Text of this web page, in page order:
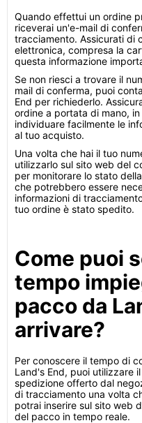
Quando effettui un ordine
riceverai un'e-mail di
tracciamento. Assicurati di
elettronica, compresa la
questa informazione
Se non riesci a trovare il
mail di conferma, puoi
End per richiederlo.
ordine a portata di mano,
individuare facilmente le
al tuo acquisto.
Una volta che hai il tuo
utilizzarlo sul sito web del
per monitorare lo stato
che potrebbero essere
informazioni di
tuo ordine è stato spedito.
Come puoi
tempo
pacco da
arrivare?
Per conoscere il tempo di
Land's End, puoi utilizzare
spedizione offerto dal
di tracciamento una volta
potrai inserire sul sito web
del pacco in tempo reale.